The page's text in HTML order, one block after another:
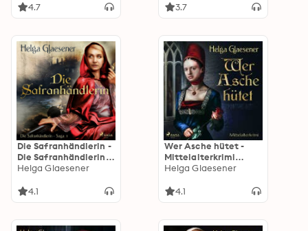
4.7 3.7
Die Safranhändlerin -
Die Safranhändlerin-
Saga 1 (Ungekürzt)
Helga Glaesener
4.1
Wer Asche hütet -
Mittelalterkrimi
(Ungekürzt)
Helga Glaesener
4.1